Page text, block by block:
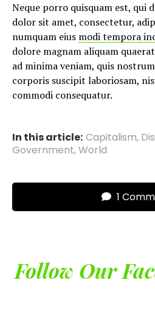
Neque porro quisquam est, qui
dolor sit amet, consectetur,
numquam eius modi tempora
dolore magnam aliquam
ad minima veniam, quis
corporis suscipit laboriosam,
commodi consequatur.
In this article: Capitalism,
Government,World
1
Follow Our